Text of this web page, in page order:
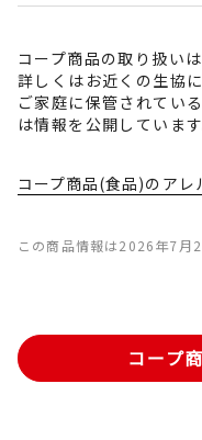
コープ商品の取り扱い
詳しくはお近くの生協
ご家庭に保管されてい
は情報を公開しています
コープ商品(食品)のアレ
この商品情報は2026年7月
コープ